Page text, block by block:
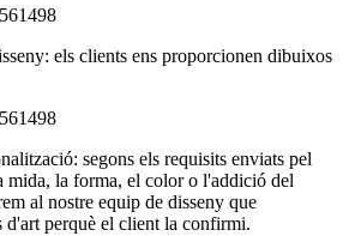
els clients ens proporcionen dibuixos
segons els requisits enviats pel
mida, la forma, el color o l'addició del
al nostre equip de disseny que
d'art perquè el client la confirmi.